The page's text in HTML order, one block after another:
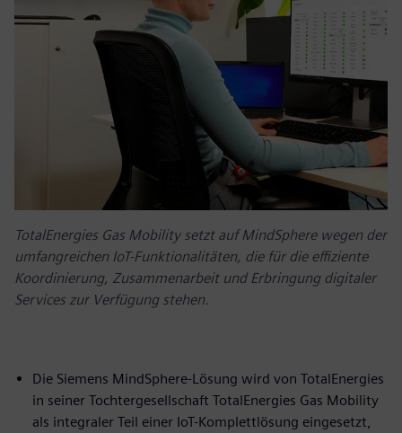
TotalEnergies Gas Mobility setzt auf MindSphere wegen der
umfangreichen IoT-Funktionalitäten, die für die effiziente
Koordinierung, Zusammenarbeit und Erbringung digitaler
Services zur Verfügung stehen.
Die Siemens MindSphere-Lösung wird von TotalEnergies
in seiner Tochtergesellschaft TotalEnergies Gas Mobility
als integraler Teil einer IoT-Komplettlösung eingesetzt,